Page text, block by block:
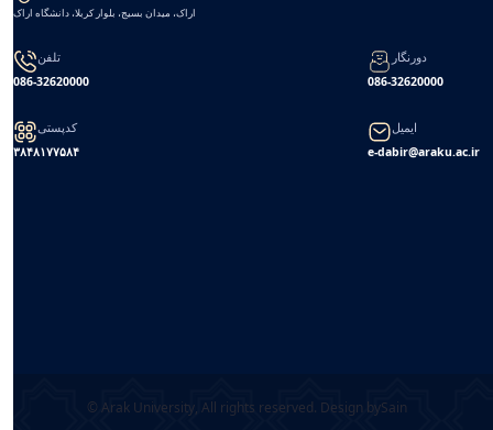
اراک، میدان بسیج، بلوار کربلا، دانشگاه اراک
تلفن
086-32620000
دورنگار
086-32620000
کدپستی
۳۸۴۸۱۷۷۵۸۴
ایمیل
e-dabir@araku.ac.ir
© Arak University, All rights reserved. Design bySain